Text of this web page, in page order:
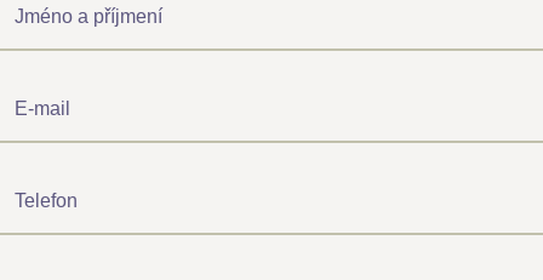
Jméno a příjmení
E-mail
Telefon